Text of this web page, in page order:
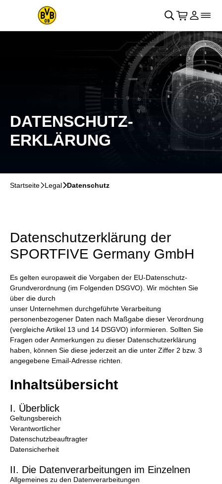
Navigation überspringen
􀊫 􀍩 Login
􀉩􀌇
DATENSCHUTZ-
ERKLÄRUNG
Startseite􀆊Legal􀆊Datenschutz
Datenschutzerklärung der
SPORTFIVE Germany GmbH
Es gelten europaweit die Vorgaben der EU-Datenschutz-
Grundverordnung (im Folgenden DSGVO). Wir möchten Sie
über die durch
unser Unternehmen durchgeführte Verarbeitung
personenbezogener Daten nach Maßgabe dieser Verordnung
(vergleiche Artikel 13 und 14 DSGVO) informieren. Sollten Sie
Fragen oder Anmerkungen zu dieser Datenschutzerklärung
haben, können Sie diese jederzeit an die unter Ziffer 2 bzw. 3
angegebene Email-Adresse richten.
Inhaltsübersicht
I. Überblick
Geltungsbereich
Verantwortlicher
Datenschutzbeauftragter
Datensicherheit
II. Die Datenverarbeitungen im Einzelnen
Allgemeines zu den Datenverarbeitungen